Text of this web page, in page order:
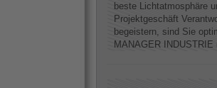
beste Lichtatmosphäre
Projektgeschäft
begeistern, sind Sie
MANAGER